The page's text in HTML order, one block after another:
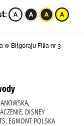
w Biłgoraju Filia nr 3
DISNEY
EGMONT POLSKA